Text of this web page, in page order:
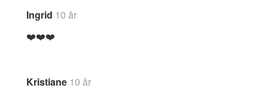
Ingrid 10 år
❤️❤️❤️
Kristiane 10 år